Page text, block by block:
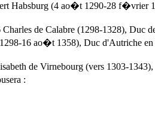
(4 ao�t 1290-28 f�vrier
de Calabre (1298-1328), Duc
16 ao�t 1358), Duc d'Autriche
de Virnebourg (vers 1303-1343),
: